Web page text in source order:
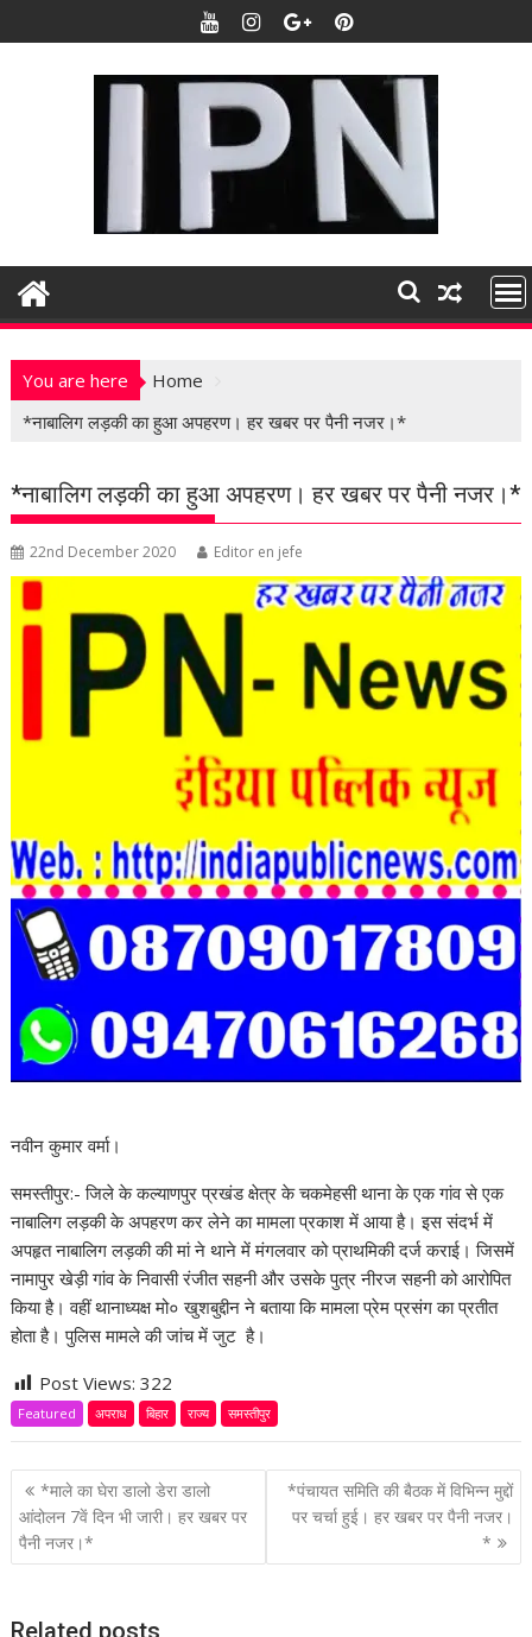
k
t
n
You are here
Home
*नाबालिग लड़की का हुआ अपहरण। हर खबर पर पैनी नजर।*
*नाबालिग लड़की का हुआ अपहरण। हर खबर पर पैनी नजर।*
22nd December 2020 Editor en jefe
नवीन कुमार वर्मा।
समस्तीपुर:- जिले के कल्याणपुर प्रखंड क्षेत्र के चकमेहसी थाना के एक गांव से एक
नाबालिग लड़की के अपहरण कर लेने का मामला प्रकाश में आया है। इस संदर्भ में
अपहृत नाबालिग लड़की की मां ने थाने में मंगलवार को प्राथमिकी दर्ज कराई। जिसमें
नामापुर खेड़ी गांव के निवासी रंजीत सहनी और उसके पुत्र नीरज सहनी को आरोपित
किया है। वहीं थानाध्यक्ष मो० खुशबुद्दीन ने बताया कि मामला प्रेम प्रसंग का प्रतीत
होता है। पुलिस मामले की जांच में जुट है।
Post Views:322
Featured अपराध बिहार राज्य समस्तीपुर
P
o
s
n
*माले का घेरा डालो डेरा डालो
आंदोलन 7वें दिन भी जारी। हर खबर पर
पैनी नजर।*
*पंचायत समिति की बैठक में विभिन्न मुद्दों
पर चर्चा हुई। हर खबर पर पैनी नजर।
*